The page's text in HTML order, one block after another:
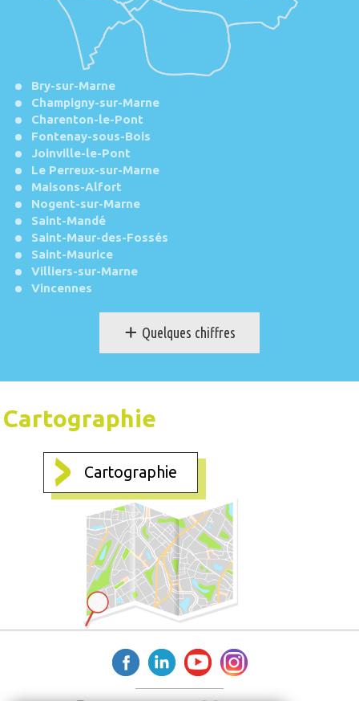
Bry-sur-Marne
Champigny-sur-Marne
Charenton-le-Pont
Fontenay-sous-Bois
Joinville-le-Pont
Le Perreux-sur-Marne
Maisons-Alfort
Nogent-sur-Marne
Saint-Mandé
Saint-Maur-des-Fossés
Saint-Maurice
Villiers-sur-Marne
Vincennes
+ Quelques chiffres
Cartographie
Cartographie